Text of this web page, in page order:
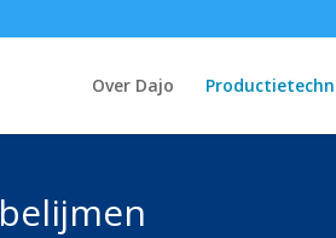
Over Dajo